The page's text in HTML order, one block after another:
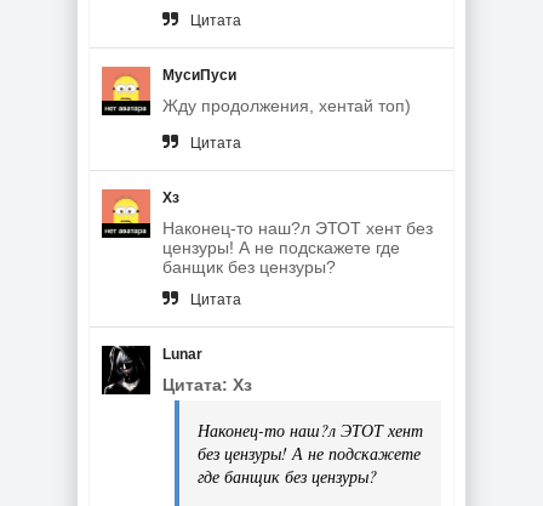
Цитата
МусиПуси
Жду продолжения, хентай топ)
Цитата
Хз
Наконец-то наш?л ЭТОТ хент без
цензуры! А не подскажете где
банщик без цензуры?
Цитата
Lunar
Цитата: Хз
Наконец-то наш?л ЭТОТ хент
без цензуры! А не подскажете
где банщик без цензуры?